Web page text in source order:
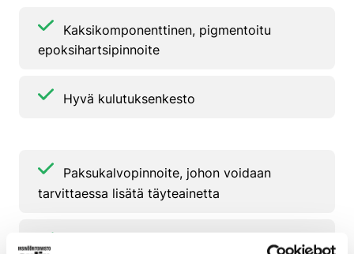
Kaksikomponenttinen, pigmentoitu
epoksihartsipinnoite
Hyvä kulutuksenkesto
Paksukalvopinnoite, johon voidaan
tarvittaessa lisätä täyteainetta